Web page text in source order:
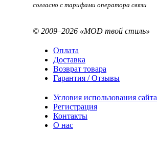
согласно с тарифами оператора связи
© 2009–2026 «MOD твой стиль»
Оплата
Доставка
Возврат товара
Гарантия / Отзывы
Условия использования сайта
Регистрация
Контакты
О нас